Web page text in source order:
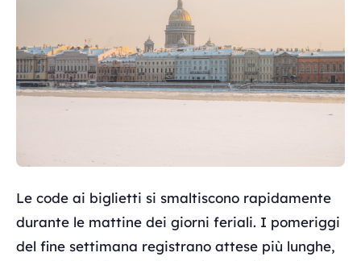
Le code ai biglietti si smaltiscono rapidamente
durante le mattine dei giorni feriali. I pomeriggi
del fine settimana registrano attese più lunghe,